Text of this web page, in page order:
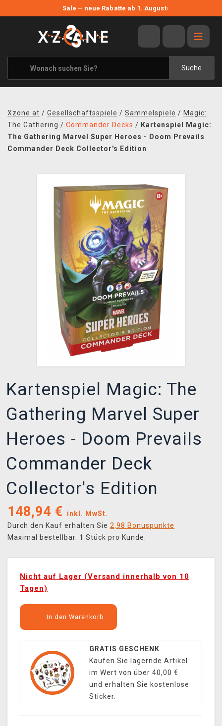
Sale – neue Rabatte ab 1. August›
Suche
ANGEBOTE
ALLE MARKEN
XZONE ORIGINALS
KLEIDUNG & ACCESSOIRES
BÜCHER & COMICS
BRETT- UND KARTENSPIELE
Xzone.at / Gesellschaftsspiele / Sammelspiele / Magic:
The Gathering / Commander Decks / Kartenspiel Magic:
The Gathering Marvel Super Heroes - Doom Prevails
Commander Deck Collector's Edition
Kartenspiel Magic: The
Gathering Marvel Super
Heroes - Doom Prevails
Commander Deck
Collector's Edition
148,94 €
inkl. MwSt.
Durch den Kauf erhalten Sie 2,98 Bonuspunkte
Maximal bestellbar. 1 Stück pro Kunde.
Nicht auf Lager (Versand innerhalb von 10
Tagen)
In den Warenkorb
GRATIS GESCHENK
Kaufen Sie lagernde Artikel
im Wert von über 40,00 €
und erhalten Sie kostenlose
Sticker.